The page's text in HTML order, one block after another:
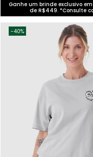
Ganhe um brinde exclusivo
de R$449. *Consulte
-40%